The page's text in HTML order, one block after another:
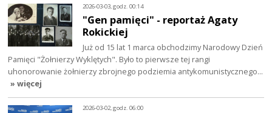
2026-03-03, godz. 00:14
"Gen pamięci" - reportaż Agaty
Rokickiej
Już od 15 lat 1 marca obchodzimy Narodowy Dzień
Pamięci "Żołnierzy Wyklętych". Było to pierwsze tej rangi
uhonorowanie żołnierzy zbrojnego podziemia antykomunistycznego…
» więcej
2026-03-02, godz. 06:00